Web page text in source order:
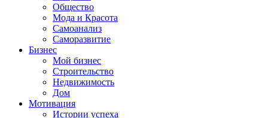
Общество
Мода и Красота
Самоанализ
Саморазвитие
Бизнес
Мой бизнес
Строительство
Недвижимость
Дом
Мотивация
Истории успеха